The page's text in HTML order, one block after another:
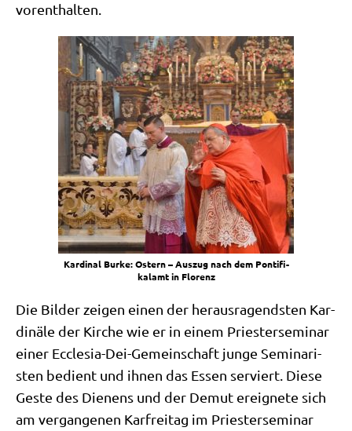
vorenthalten.
Kar­di­nal Bur­ke: Ostern – Aus­zug nach dem Pon­ti­fi­
kal­amt in Florenz
Die Bil­der zei­gen einen der her­aus­ra­gend­sten Kar­
di­nä­le der Kir­che wie er in einem Prie­ster­se­mi­nar
einer Eccle­sia-Dei-Gemein­schaft jun­ge Semi­na­ri­
sten bedient und ihnen das Essen ser­viert. Die­se
Geste des Die­nens und der Demut ereig­ne­te sich
am ver­gan­ge­nen Kar­frei­tag im Prie­ster­se­mi­nar